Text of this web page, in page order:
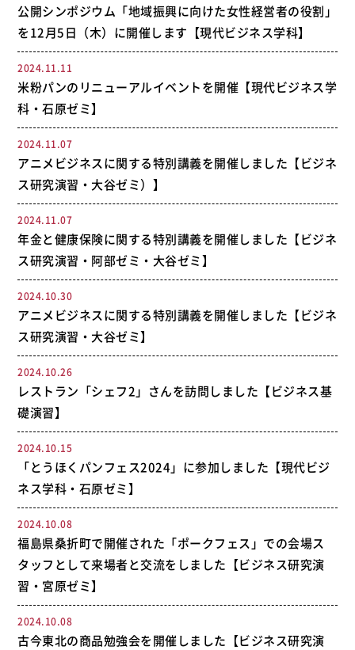
公開シンポジウム「地域振興に向けた女性経営者の役割」
を12月5日（木）に開催します【現代ビジネス学科】
2024.11.11
米粉パンのリニューアルイベントを開催【現代ビジネス学
科・石原ゼミ】
2024.11.07
アニメビジネスに関する特別講義を開催しました【ビジネ
ス研究演習・大谷ゼミ）】
2024.11.07
年金と健康保険に関する特別講義を開催しました【ビジネ
ス研究演習・阿部ゼミ・大谷ゼミ】
2024.10.30
アニメビジネスに関する特別講義を開催しました【ビジネ
ス研究演習・大谷ゼミ】
2024.10.26
レストラン「シェフ2」さんを訪問しました【ビジネス基
礎演習】
2024.10.15
「とうほくパンフェス2024」に参加しました【現代ビジ
ネス学科・石原ゼミ】
2024.10.08
福島県桑折町で開催された「ポークフェス」での会場ス
タッフとして来場者と交流をしました【ビジネス研究演
習・宮原ゼミ】
2024.10.08
古今東北の商品勉強会を開催しました【ビジネス研究演